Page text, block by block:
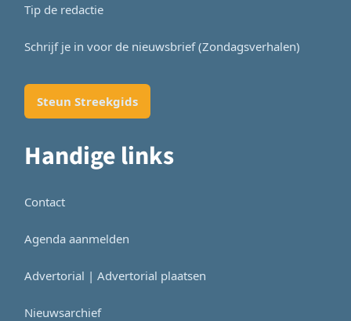
Tip de redactie
Schrijf je in voor de nieuwsbrief (Zondagsverhalen)
Steun Streekgids
Handige links
Contact
Agenda aanmelden
Advertorial | Advertorial plaatsen
Nieuwsarchief